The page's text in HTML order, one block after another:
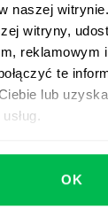
naszej
witryny,
reklamowym
te
lub
OK
z
Twoja
i jest w